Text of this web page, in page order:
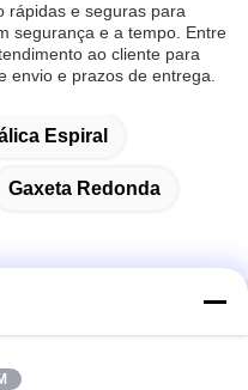
rápidas e seguras para
segurança e a tempo. Entre
ao cliente para
envio e prazos de entrega.
Espiral
Gaxeta Redonda